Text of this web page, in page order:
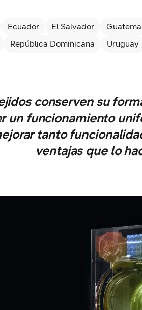
Ecuador El Salvador
República Dominicana Uruguay
conserven su
un funcionamiento
tanto
ventajas que lo